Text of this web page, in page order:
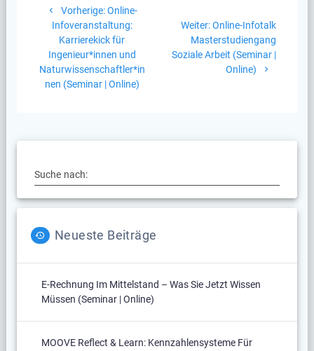
Vorherige:Vorheriger
Beitrag:
Online-
Infoveranstaltung:
Karrierekick für
Ingenieur*innen und
Naturwissenschaftler*in
nen (Seminar | Online)
Weiter:Nächster
Beitrag:
Online-Infotalk
Masterstudiengang
Soziale Arbeit (Seminar |
Online)
Suche nach:
Neueste Beiträge
E-Rechnung Im Mittelstand – Was Sie Jetzt Wissen
Müssen (Seminar | Online)
MOOVE Reflect & Learn: Kennzahlensysteme Für